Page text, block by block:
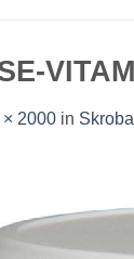
× 2000 in